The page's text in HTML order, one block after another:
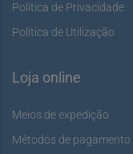
Política de Privacidade
Política de Utilização
Loja online
Meios de expedição
Métodos de pagamento